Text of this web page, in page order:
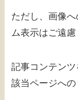
ただし、画像
ム表示はご遠慮
記事コンテン
該当ページへの